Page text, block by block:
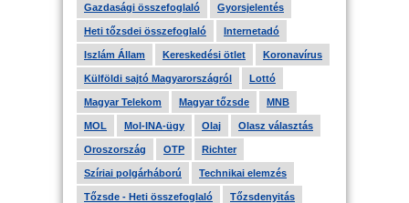
Gazdasági összefoglaló Gyorsjelentés
Heti tőzsdei összefoglaló Internetadó
Iszlám Állam Kereskedési ötlet Koronavírus
Külföldi sajtó Magyarországról Lottó
Magyar Telekom Magyar tőzsde MNB
MOL Mol-INA-ügy Olaj Olasz választás
Oroszország OTP Richter
Szíriai polgárháború Technikai elemzés
Tőzsde - Heti összefoglaló Tőzsdenyitás